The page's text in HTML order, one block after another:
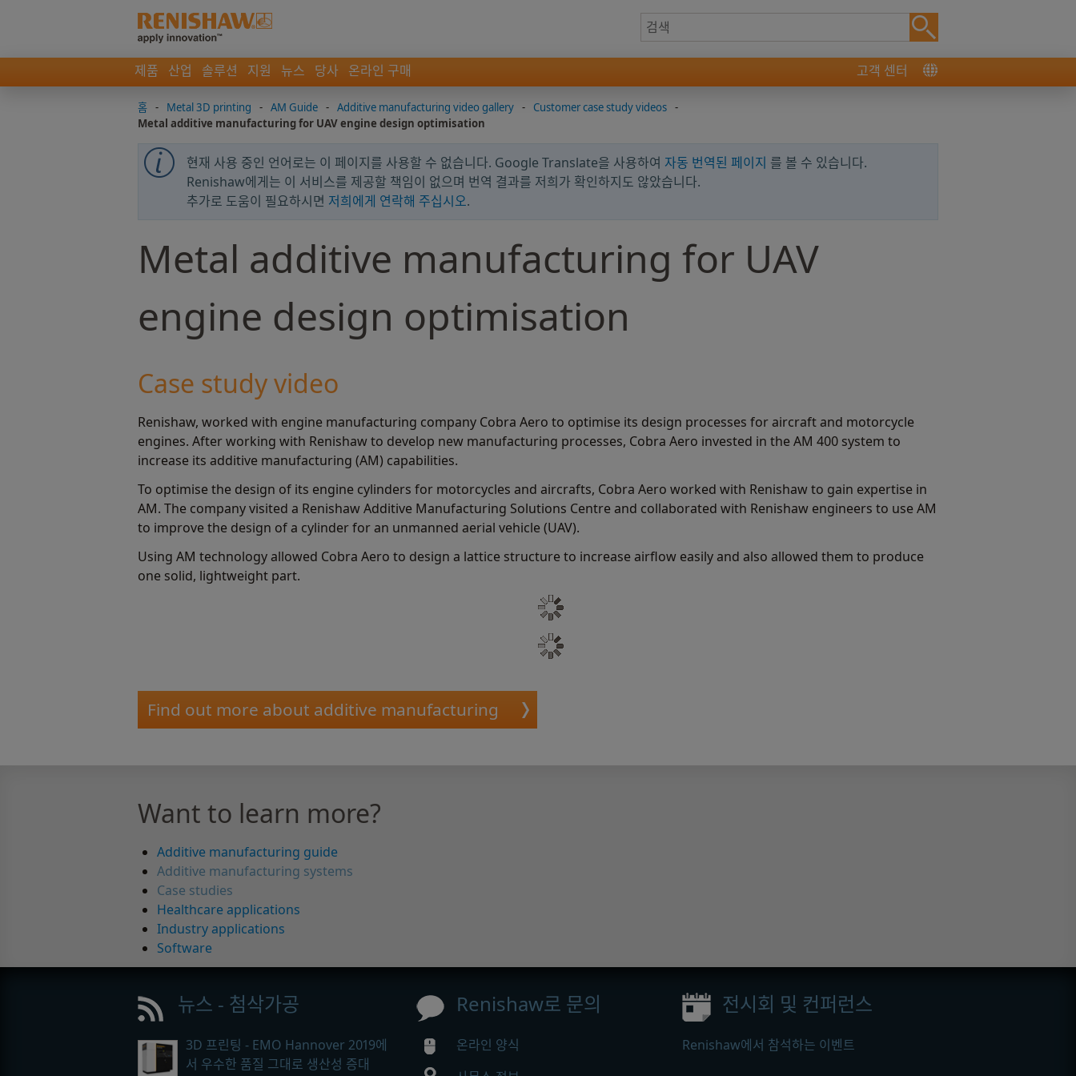
제품 산업 솔루션 지원 뉴스 당사 온라인 구매 고객 센터
홈 - Metal 3D printing - AM Guide - Additive manufacturing video gallery - Customer case study videos -
Metal additive manufacturing for UAV engine design optimisation
현재 사용 중인 언어로는 이 페이지를 사용할 수 없습니다. Google Translate을 사용하여 자동 번역된 페이지 를 볼 수 있습니다.
Renishaw에게는 이 서비스를 제공할 책임이 없으며 번역 결과를 저희가 확인하지도 않았습니다.
추가로 도움이 필요하시면 저희에게 연락해 주십시오.
Metal additive manufacturing for UAV
engine design optimisation
Case study video
Renishaw, worked with engine manufacturing company Cobra Aero to optimise its design processes for aircraft and motorcycle
engines. After working with Renishaw to develop new manufacturing processes, Cobra Aero invested in the AM 400 system to
increase its additive manufacturing (AM) capabilities.
To optimise the design of its engine cylinders for motorcycles and aircrafts, Cobra Aero worked with Renishaw to gain expertise in
AM. The company visited a Renishaw Additive Manufacturing Solutions Centre and collaborated with Renishaw engineers to use AM
to improve the design of a cylinder for an unmanned aerial vehicle (UAV).
Using AM technology allowed Cobra Aero to design a lattice structure to increase airflow easily and also allowed them to produce
one solid, lightweight part.
Find out more about additive manufacturing
Want to learn more?
Additive manufacturing guide
Additive manufacturing systems
Case studies
Healthcare applications
Industry applications
Software
뉴스 - 첨삭가공
3D 프린팅 - EMO Hannover 2019에
서 우수한 품질 그대로 생산성 증대
Renishaw로 문의
온라인 양식
전시회 및 컨퍼런스
Renishaw에서 참석하는 이벤트